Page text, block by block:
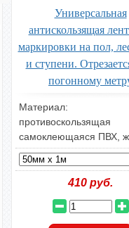
Универсальная
антискользящая
маркировки на пол,
и ступени.
погонному
Материал:
противоскользящая
самоклеющаяся ПВХ,
410 руб.